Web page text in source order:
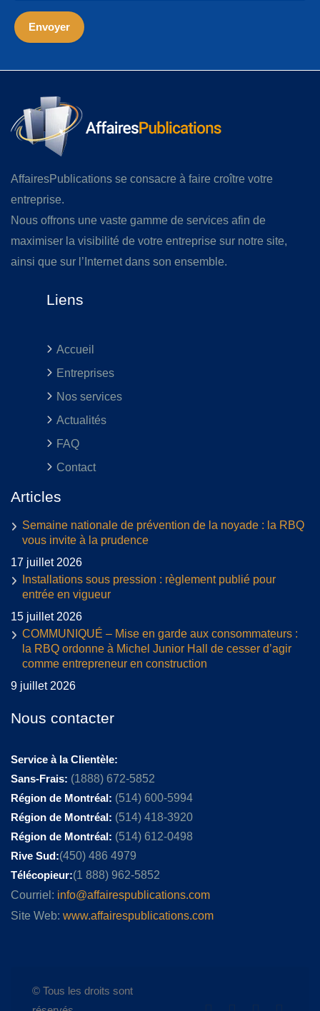
AffairesPublications se consacre à faire croître votre
entreprise.
Nous offrons une vaste gamme de services afin de
maximiser la visibilité de votre entreprise sur notre site,
ainsi que sur l’Internet dans son ensemble.
Liens
Accueil
Entreprises
Nos services
Actualités
FAQ
Contact
Articles
Semaine nationale de prévention de la noyade : la RBQ
vous invite à la prudence
17 juillet 2026
Installations sous pression : règlement publié pour
entrée en vigueur
15 juillet 2026
COMMUNIQUÉ – Mise en garde aux consommateurs :
la RBQ ordonne à Michel Junior Hall de cesser d’agir
comme entrepreneur en construction
9 juillet 2026
Nous contacter
Service à la Clientèle:
Sans-Frais: (1888) 672-5852
Région de Montréal: (514) 600-5994
Région de Montréal: (514) 418-3920
Région de Montréal: (514) 612-0498
Rive Sud:(450) 486 4979
Télécopieur:(1 888) 962-5852
Courriel: info@affairespublications.com
Site Web: www.affairespublications.com
© Tous les droits sont